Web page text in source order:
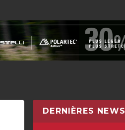
DERNIÈRES NEWS